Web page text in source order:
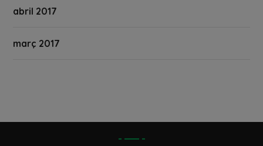
abril 2017
març 2017